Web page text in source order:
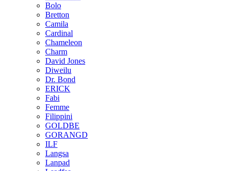
Bolo
Bretton
Camila
Cardinal
Chameleon
Charm
David Jones
Diweilu
Dr. Bond
ERICK
Fabi
Femme
Filippini
GOLDBE
GORANGD
ILF
Langsa
Lanpad